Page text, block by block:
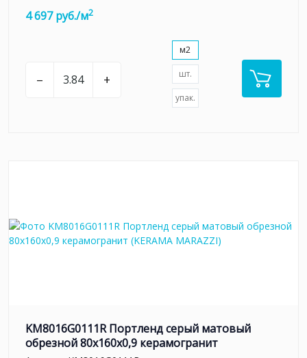
4 697 руб./м2
– +
м2
шт.
упак.
KM8016G0111R Портленд серый матовый
обрезной 80x160x0,9 керамогранит